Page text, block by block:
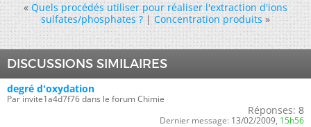
« Quels procédés utiliser pour réaliser l'extraction d'ions
sulfates/phosphates ?|Concentration produits »
DISCUSSIONS SIMILAIRES
degré d'oxydation
Par invite1a4d7f76 dans le forum Chimie
Réponses: 8
Dernier message: 13/02/2009, 15h56